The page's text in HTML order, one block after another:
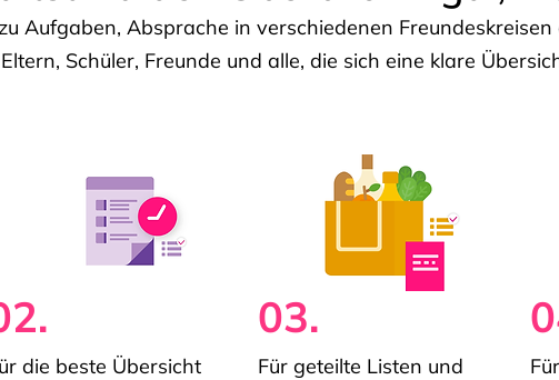
Aufgaben, Absprache in verschiedenen Freundeskreisen
Schüler, Freunde und alle, die sich eine klare
die beste Übersicht
03.
Für geteilte Listen und